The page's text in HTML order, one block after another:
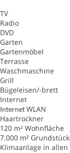
TV
Radio
DVD
Garten
Gartenmöbel
Terrasse
Waschmaschine
Grill
Bügeleisen/-brett
Internet
InternetWLAN
Haartrockner
120 m² Wohnfläche
7.000 m²
Klimaanlage in